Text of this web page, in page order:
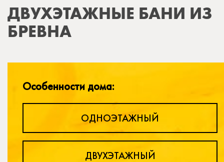
ДВУХЭТАЖНЫЕ БАНИ ИЗ
БРЕВНА
Особенности дома:
ОДНОЭТАЖНЫЙ
ДВУХЭТАЖНЫЙ